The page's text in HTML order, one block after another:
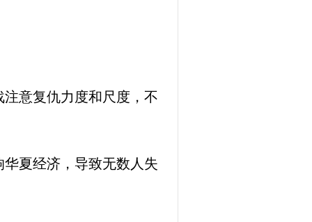
意复仇力度和尺度，不
夏经济，导致无数人失